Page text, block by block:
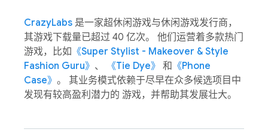
CrazyLabs 是一家超休闲游戏与休闲游戏发行商，
其游戏下载量已超过 40 亿次。 他们运营着多款热门
游戏，比如 《Super Stylist - Makeover & Style
Fashion Guru》 、 《Tie Dye》 和 《Phone
Case》 。 其业务模式依赖于尽早在众多候选项目中
发现有较高盈利潜力的 游戏，并帮助其发展壮大。